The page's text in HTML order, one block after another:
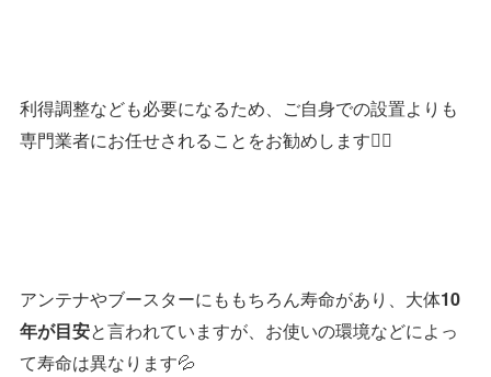
利得調整なども必要になるため、ご自身での設置よりも
専門業者にお任せされることをお勧めします👷‍♂️
アンテナやブースターにももちろん寿命があり、大体10
年が目安と言われていますが、お使いの環境などによっ
て寿命は異なります💦